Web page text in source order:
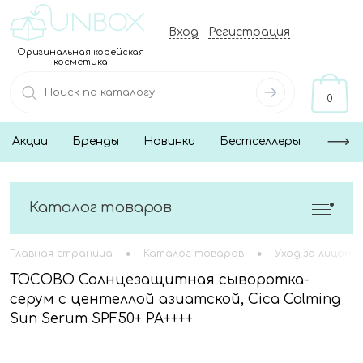
Оригинальная корейская
косметика
Вход Регистрация
0
Акции Бренды Новинки Бестселлеры
Каталог товаров
Главная страница • Каталог товаров • Уход за лицом
TOCOBO Солнцезащитная сыворотка-
серум с центеллой азиатской, Cica Calming
Sun Serum SPF50+ PA++++